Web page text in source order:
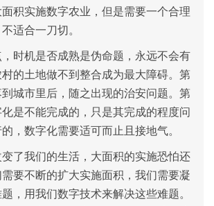
积实施数字农业，但是需要一个合理
适合一刀切。
时机是否成熟是伪命题，永远不会有
的土地做不到整合成为最大障碍。第
城市里后，随之出现的治安问题。第
是不能完成的，只是其完成的程度问
，数字化需要适可而止且接地气。
了我们的生活，大面积的实施恐怕还
要不断的扩大实施面积，我们需要凝
，用我们数字技术来解决这些难题。